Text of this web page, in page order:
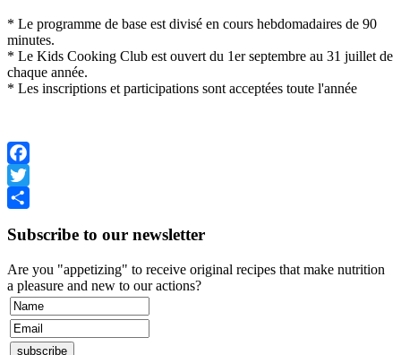
* Le programme de base est divisé en cours hebdomadaires de 90
minutes.
* Le Kids Cooking Club est ouvert du 1er septembre au 31 juillet de
chaque année.
* Les inscriptions et participations sont acceptées toute l'année
Facebook
Twitter
Subscribe to our newsletter
Are you "appetizing" to receive original recipes that make nutrition
a pleasure and new to our actions?